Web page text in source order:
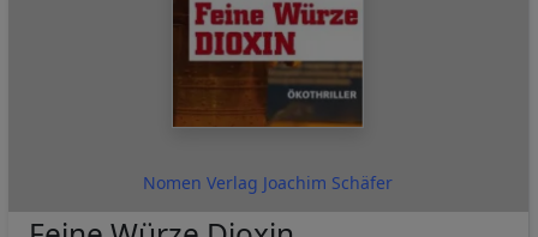
Nomen Verlag Joachim Schäfer